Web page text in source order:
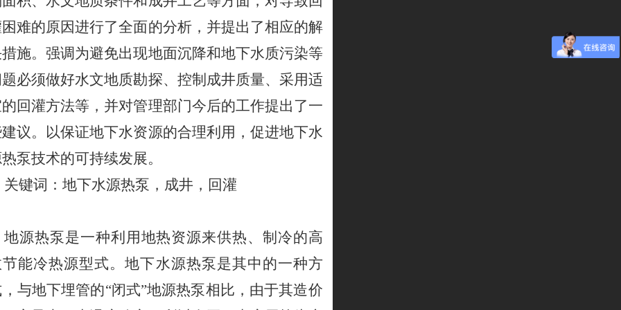
难的原因进行了全面的分析，并提出了相应的解
施。强调为避免出现地面沉降和地下水质污染等
必须做好水文地质勘探、控制成井质量、采用适
回灌方法等，并对管理部门今后的工作提出了一
议。以保证地下水资源的合理利用，促进地下水
泵技术的可持续发展。
关键词：地下水源热泵，成井，回灌
地源热泵是一种利用地热资源来供热、制冷的高
节能冷热源型式。地下水源热泵是其中的一种方
与地下埋管的“闭式”地源热泵相比，由于其造价